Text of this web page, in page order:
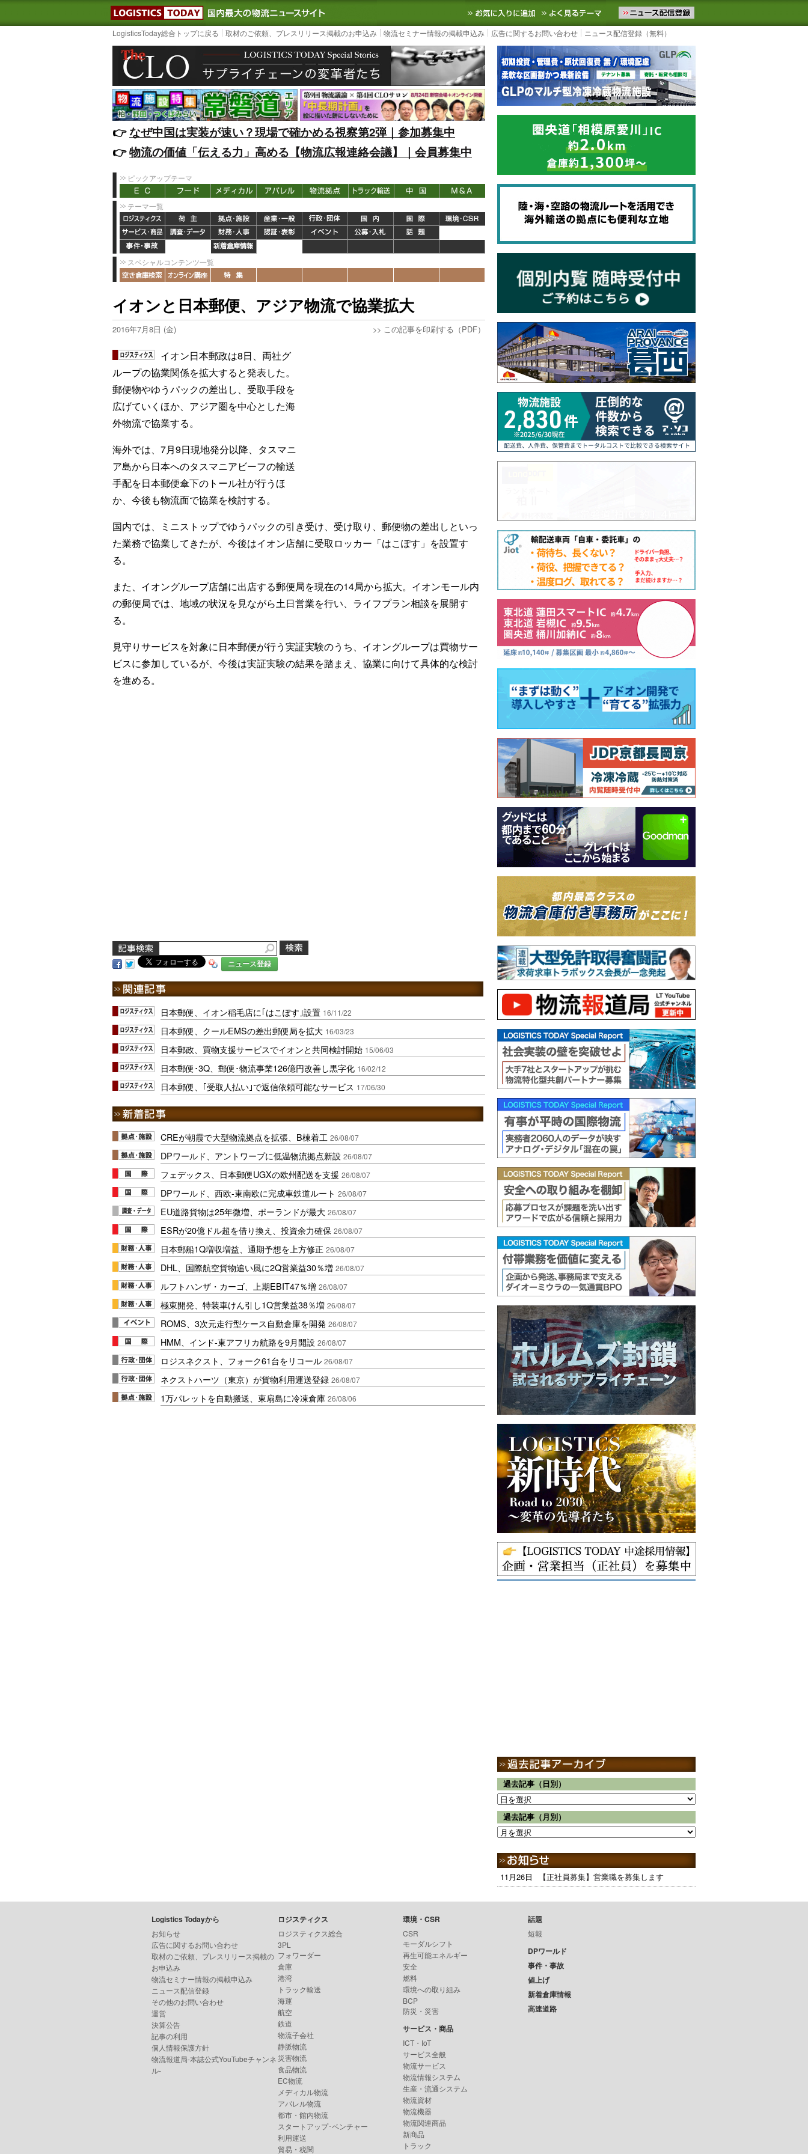
LOGISTICS TODAY｜国内最大の物流ニュースサイト3PL, SCMなど国内外の最新の物流ニュースをお届けします。物流ニュースメール配信を登録す
お気に入りに追加 よく見るテーマ
LogisticsToday総合トップに戻る 取材のご依頼、プレスリリース掲載のお申込み 物流セミナー情報の掲載申込み 広告に関するお問い合わせ ニュース配信登録（無料）
👉️なぜ中国は実装が速い？現場で確かめる視察第2弾｜参加募集中
👉️物流の価値「伝える力」高める【物流広報連絡会議】｜会員募集中
ピックアップテーマ
テーマ一覧
スペシャルコンテンツ一覧
イオンと日本郵便、アジア物流で協業拡大
2016年7月8日 (金) >> この記事を印刷する（PDF）
イオン日本郵政は8日、両社グ
ループの協業関係を拡大すると発表した。
郵便物やゆうパックの差出し、受取手段を
広げていくほか、アジア圏を中心とした海
外物流で協業する。
海外では、7月9日現地発分以降、タスマニ
ア島から日本へのタスマニアビーフの輸送
手配を日本郵便傘下のトール社が行うほ
か、今後も物流面で協業を検討する。
国内では、ミニストップでゆうパックの引き受け、受け取り、郵便物の差出しといっ
た業務で協業してきたが、今後はイオン店舗に受取ロッカー「はこぽす」を設置す
る。
また、イオングループ店舗に出店する郵便局を現在の14局から拡大。イオンモール内
の郵便局では、地域の状況を見ながら土日営業を行い、ライフプラン相談を展開す
る。
見守りサービスを対象に日本郵便が行う実証実験のうち、イオングループは買物サー
ビスに参加しているが、今後は実証実験の結果を踏まえ、協業に向けて具体的な検討
を進める。
ニュース登録
日本郵便、イオン稲毛店に｢はこぽす｣設置 16/11/22
日本郵便、クールEMSの差出郵便局を拡大 16/03/23
日本郵政、買物支援サービスでイオンと共同検討開始 15/06/03
日本郵便･3Q、郵便･物流事業126億円改善し黒字化 16/02/12
日本郵便、｢受取人払い｣で返信依頼可能なサービス 17/06/30
CREが朝霞で大型物流拠点を拡張、B棟着工 26/08/07
DPワールド、アントワープに低温物流拠点新設 26/08/07
フェデックス、日本郵便UGXの欧州配送を支援 26/08/07
DPワールド、西欧-東南欧に完成車鉄道ルート 26/08/07
EU道路貨物は25年微増、ポーランドが最大 26/08/07
ESRが20億ドル超を借り換え、投資余力確保 26/08/07
日本郵船1Q増収増益、通期予想を上方修正 26/08/07
DHL、国際航空貨物追い風に2Q営業益30％増 26/08/07
ルフトハンザ・カーゴ、上期EBIT47％増 26/08/07
極東開発、特装車けん引し1Q営業益38％増 26/08/07
ROMS、3次元走行型ケース自動倉庫を開発 26/08/07
HMM、インド-東アフリカ航路を9月開設 26/08/07
ロジスネクスト、フォーク61台をリコール 26/08/07
ネクストハーツ（東京）が貨物利用運送登録 26/08/07
1万パレットを自動搬送、東扇島に冷凍倉庫 26/08/06
過去記事（日別）
過去記事（月別）
11月26日 【正社員募集】営業職を募集します
Logistics Todayから
お知らせ
広告に関するお問い合わせ
取材のご依頼、プレスリリース掲載の
お申込み
物流セミナー情報の掲載申込み
ニュース配信登録
その他のお問い合わせ
運営
決算公告
記事の利用
個人情報保護方針
物流報道局-本誌公式YouTubeチャンネ
ル-
ロジスティクス
ロジスティクス総合
3PL
フォワーダー
倉庫
港湾
トラック輸送
海運
航空
鉄道
物流子会社
静脈物流
災害物流
食品物流
EC物流
メディカル物流
アパレル物流
都市・館内物流
スタートアップ･ベンチャー
利用運送
貿易・税関
環境・CSR
CSR
モーダルシフト
再生可能エネルギー
安全
燃料
環境への取り組み
BCP
防災・災害
サービス・商品
ICT・IoT
サービス全般
物流サービス
物流情報システム
生産・流通システム
物流資材
物流機器
物流関連商品
新商品
トラック
話題
短報
DPワールド
事件・事故
値上げ
新着倉庫情報
高速道路